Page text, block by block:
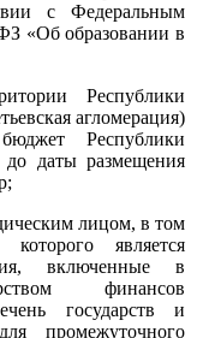
с Федеральным
«Об образовании в
Республики
агломерация)
Республики
до даты размещения
лицом, в том
является
включенные в
финансов
государств и
промежуточного